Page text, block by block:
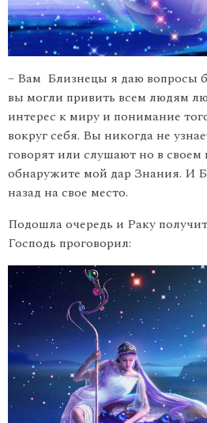
– Вам Близнецы я даю вопросы
вы могли привить всем людям
интерес к миру и понимание
вокруг себя. Вы никогда не
говорят или слушают но в своем
обнаружите мой дар Знания. И
назад на свое место.
Подошла очередь и Раку
Господь проговорил: